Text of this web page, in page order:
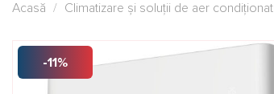
Acasă
/ Climatizare și soluții de aer condiționat
-11%